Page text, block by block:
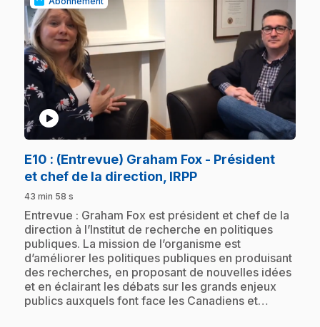
play_circle
E10 : (Entrevue) Graham Fox - Président
et chef de la direction, IRPP.
43 min 58 s
.Entrevue : Graham Fox est président et chef de la
direction à l’Institut de recherche en politiques
publiques. La mission de l’organisme est
d’améliorer les politiques publiques en produisant
des recherches, en proposant de nouvelles idées
et en éclairant les débats sur les grands enjeux
publics auxquels font face les Canadiens et…